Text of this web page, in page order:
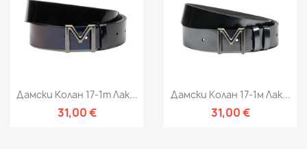
Дамски Колан 17-1m Лак...
31,00 €
Дамски Колан 17-1м Лак...
31,00 €